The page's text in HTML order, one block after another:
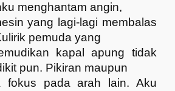
menghantam angin,
yang lagi-lagi membalas
pemuda yang
kapal apung tidak
pun. Pikiran maupun
fokus pada arah lain. Aku